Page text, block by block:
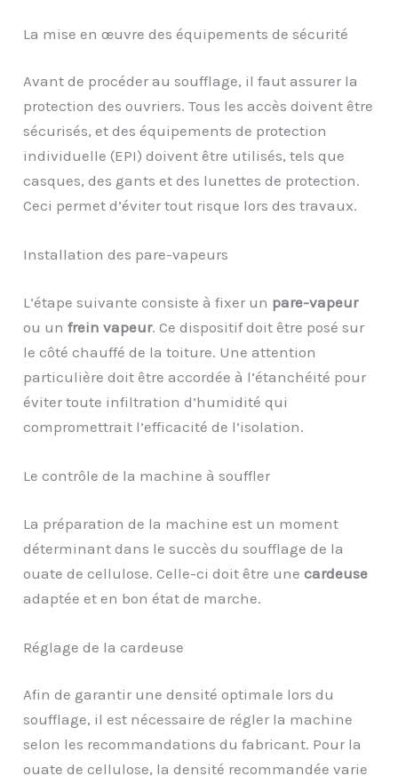
La mise en œuvre des équipements de sécurité
Avant de procéder au soufflage, il faut assurer la
protection des ouvriers. Tous les accès doivent être
sécurisés, et des équipements de protection
individuelle (EPI) doivent être utilisés, tels que
casques, des gants et des lunettes de protection.
Ceci permet d’éviter tout risque lors des travaux.
Installation des pare-vapeurs
L’étape suivante consiste à fixer un pare-vapeur
ou unfrein vapeur. Ce dispositif doit être posé sur
le côté chauffé de la toiture. Une attention
particulière doit être accordée à l’étanchéité pour
éviter toute infiltration d’humidité qui
compromettrait l’efficacité de l’isolation.
Le contrôle de la machine à souffler
La préparation de la machine est un moment
déterminant dans le succès du soufflage de la
ouate de cellulose. Celle-ci doit être unecardeuse
adaptée et en bon état de marche.
Réglage de la cardeuse
Afin de garantir une densité optimale lors du
soufflage, il est nécessaire de régler la machine
selon les recommandations du fabricant. Pour la
ouate de cellulose, la densité recommandée varie